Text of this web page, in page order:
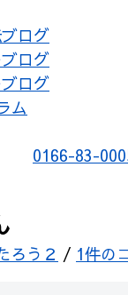
ログ
ログ
ログ
ム
0166-83-
ろう２ / 1件の